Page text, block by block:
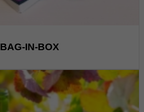
BAG-IN-BOX